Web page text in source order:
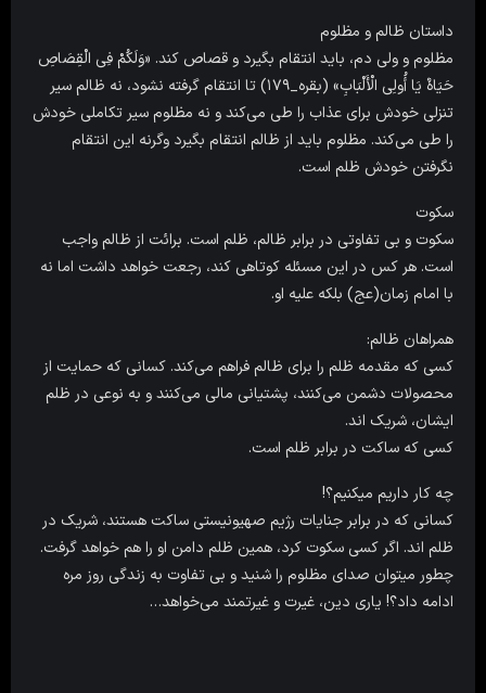
داستان ظالم و مظلوم
مظلوم و ولی دم، باید انتقام بگیرد و قصاص کند. «وَلَکُمْ فِی الْقِصَاصِ
حَیَاهٌ یَا أُولِی الْأَلْبَابِ» (بقره_۱۷۹) تا انتقام گرفته نشود، نه ظالم سیر
تنزلی خودش برای عذاب را طی می‌کند و نه مظلوم سیر تکاملی خودش
را طی می‌کند. مظلوم باید از ظالم انتقام بگیرد وگرنه این انتقام
نگرفتن خودش ظلم است.
سکوت
سکوت و بی تفاوتی در برابر ظالم، ظلم است. برائت از ظالم واجب
است. هر کس در این مسئله کوتاهی کند، رجعت خواهد داشت اما نه
با امام زمان(عج) بلکه علیه او.
همراهان ظالم:
کسی که مقدمه ظلم را برای ظالم فراهم می‌کند. کسانی که حمایت از
محصولات دشمن می‌کنند، پشتیانی مالی می‌کنند و به نوعی در ظلم
ایشان، شریک اند.
کسی که ساکت در برابر ظلم است.
چه کار داریم میکنیم؟!
کسانی که در برابر جنایات رژیم صهیونیستی ساکت هستند، شریک در
ظلم اند. اگر کسی سکوت کرد، همین ظلم دامن او را هم خواهد گرفت.
چطور میتوان صدای مظلوم را شنید و بی تفاوت به زندگی روز مره
ادامه داد؟! یاری دین، غیرت و غیرتمند می‌خواهد…